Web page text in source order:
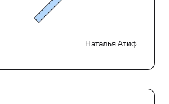
Наталья Атиф